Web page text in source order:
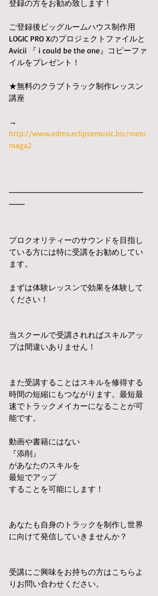
登録の方をお勧め致します！
ご登録後ビッグルームハウス制作用
LOGIC PRO Xのプロジェクトファイルと
Avicii 『 i could be the one』コピーファ
イルをプレゼント！
★無料のクラブトラック制作レッスン
講座
→
http://www.edms.eclipsemusic.biz/meru
maga2
━━━━━━━━━━━━━━━━━
━━
プロクオリティーのサウンドを目指し
ている方には特に受講をお勧めしてい
ます。
まずは体験レッスンで効果を体験して
ください！
当スクールで受講されればスキルアッ
プは間違いありません！
また受講することはスキルを修得する
時間の短縮にもつながります。最短最
速でトラックメイカーになることが可
能です。
動画や書籍にはない
『添削』
があなたのスキルを
最短でアップ
することを可能にします！
あなたも自身のトラックを制作し世界
に向けて発信していきませんか？
受講にご興味をお持ちの方はこちらよ
りお問い合わせください。